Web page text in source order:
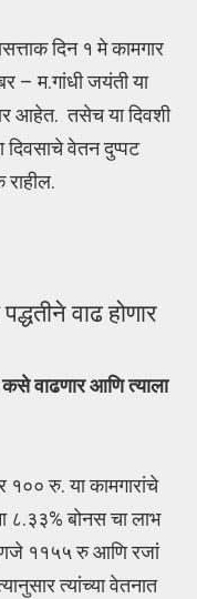
दिन १ मे कामगार
– म.गांधी जयंती या
आहेत. तसेच या दिवशी
वेतन दुप्पट
वाढ होणार
वाढणार आणि त्याला
रु. या कामगारांचे
८.३३% बोनस चा लाभ
११५५ रु आणि रजां
त्यांच्या वेतनात